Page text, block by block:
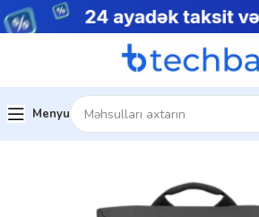
Menyu
Kompüter aksesuarları Noutbuk Çantaları